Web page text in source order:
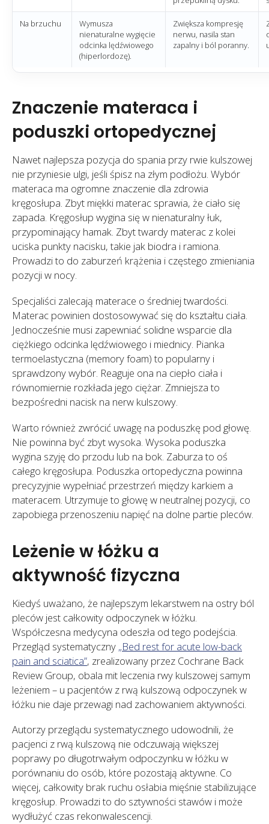
Na brzuchu
Wymusza
nienaturalne wygięcie
odcinka lędźwiowego
(hiperlordozę).
Zwiększa kompresję
nerwu, nasila stan
zapalny i ból poranny.
Znaczenie materaca i
poduszki ortopedycznej
Nawet najlepsza pozycja do spania przy rwie kulszowej
nie przyniesie ulgi, jeśli śpisz na złym podłożu. Wybór
materaca ma ogromne znaczenie dla zdrowia
kręgosłupa. Zbyt miękki materac sprawia, że ciało się
zapada. Kręgosłup wygina się w nienaturalny łuk,
przypominający hamak. Zbyt twardy materac z kolei
uciska punkty nacisku, takie jak biodra i ramiona.
Prowadzi to do zaburzeń krążenia i częstego zmieniania
pozycji w nocy.
Specjaliści zalecają materace o średniej twardości.
Materac powinien dostosowywać się do kształtu ciała.
Jednocześnie musi zapewniać solidne wsparcie dla
ciężkiego odcinka lędźwiowego i miednicy. Pianka
termoelastyczna (memory foam) to popularny i
sprawdzony wybór. Reaguje ona na ciepło ciała i
równomiernie rozkłada jego ciężar. Zmniejsza to
bezpośredni nacisk na nerw kulszowy.
Warto również zwrócić uwagę na poduszkę pod głowę.
Nie powinna być zbyt wysoka. Wysoka poduszka
wygina szyję do przodu lub na bok. Zaburza to oś
całego kręgosłupa. Poduszka ortopedyczna powinna
precyzyjnie wypełniać przestrzeń między karkiem a
materacem. Utrzymuje to głowę w neutralnej pozycji, co
zapobiega przenoszeniu napięć na dolne partie pleców.
Leżenie w łóżku a
aktywność fizyczna
Kiedyś uważano, że najlepszym lekarstwem na ostry ból
pleców jest całkowity odpoczynek w łóżku.
Współczesna medycyna odeszła od tego podejścia.
Przegląd systematyczny „Bed rest for acute low-back
pain and sciatica”, zrealizowany przez Cochrane Back
Review Group, obala mit leczenia rwy kulszowej samym
leżeniem – u pacjentów z rwą kulszową odpoczynek w
łóżku nie daje przewagi nad zachowaniem aktywności.
Autorzy przeglądu systematycznego udowodnili, że
pacjenci z rwą kulszową nie odczuwają większej
poprawy po długotrwałym odpoczynku w łóżku w
porównaniu do osób, które pozostają aktywne. Co
więcej, całkowity brak ruchu osłabia mięśnie stabilizujące
kręgosłup. Prowadzi to do sztywności stawów i może
wydłużyć czas rekonwalescencji.